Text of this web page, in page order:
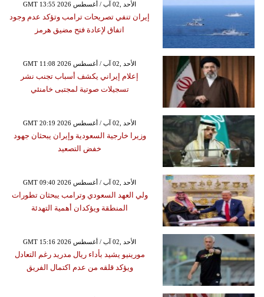
GMT 13:55 2026 الأحد ,02 آب / أغسطس
إيران تنفي تصريحات ترامب وتؤكد عدم وجود
اتفاق لإعادة فتح مضيق هرمز
GMT 11:08 2026 الأحد ,02 آب / أغسطس
إعلام إيراني يكشف أسباب تجنب نشر
تسجيلات صوتية لمجتبى خامنئي
GMT 20:19 2026 الأحد ,02 آب / أغسطس
وزيرا خارجية السعودية وإيران يبحثان جهود
خفض التصعيد
GMT 09:40 2026 الأحد ,02 آب / أغسطس
ولي العهد السعودي وترامب يبحثان تطورات
المنطقة ويؤكدان أهمية التهدئة
GMT 15:16 2026 الأحد ,02 آب / أغسطس
مورينيو يشيد بأداء ريال مدريد رغم التعادل
ويؤكد قلقه من عدم اكتمال الفريق